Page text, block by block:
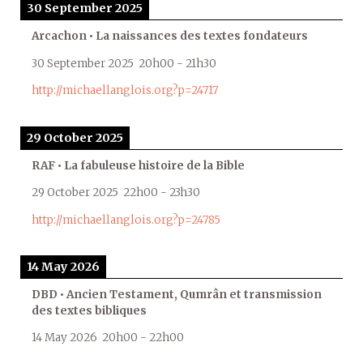
30 September 2025
Arcachon • La naissances des textes fondateurs
30 September 2025 20h00 - 21h30
http://michaellanglois.org?p=24717
29 October 2025
RAF • La fabuleuse histoire de la Bible
29 October 2025 22h00 - 23h30
http://michaellanglois.org?p=24785
14 May 2026
DBD • Ancien Testament, Qumrân et transmission
des textes bibliques
14 May 2026 20h00 - 22h00